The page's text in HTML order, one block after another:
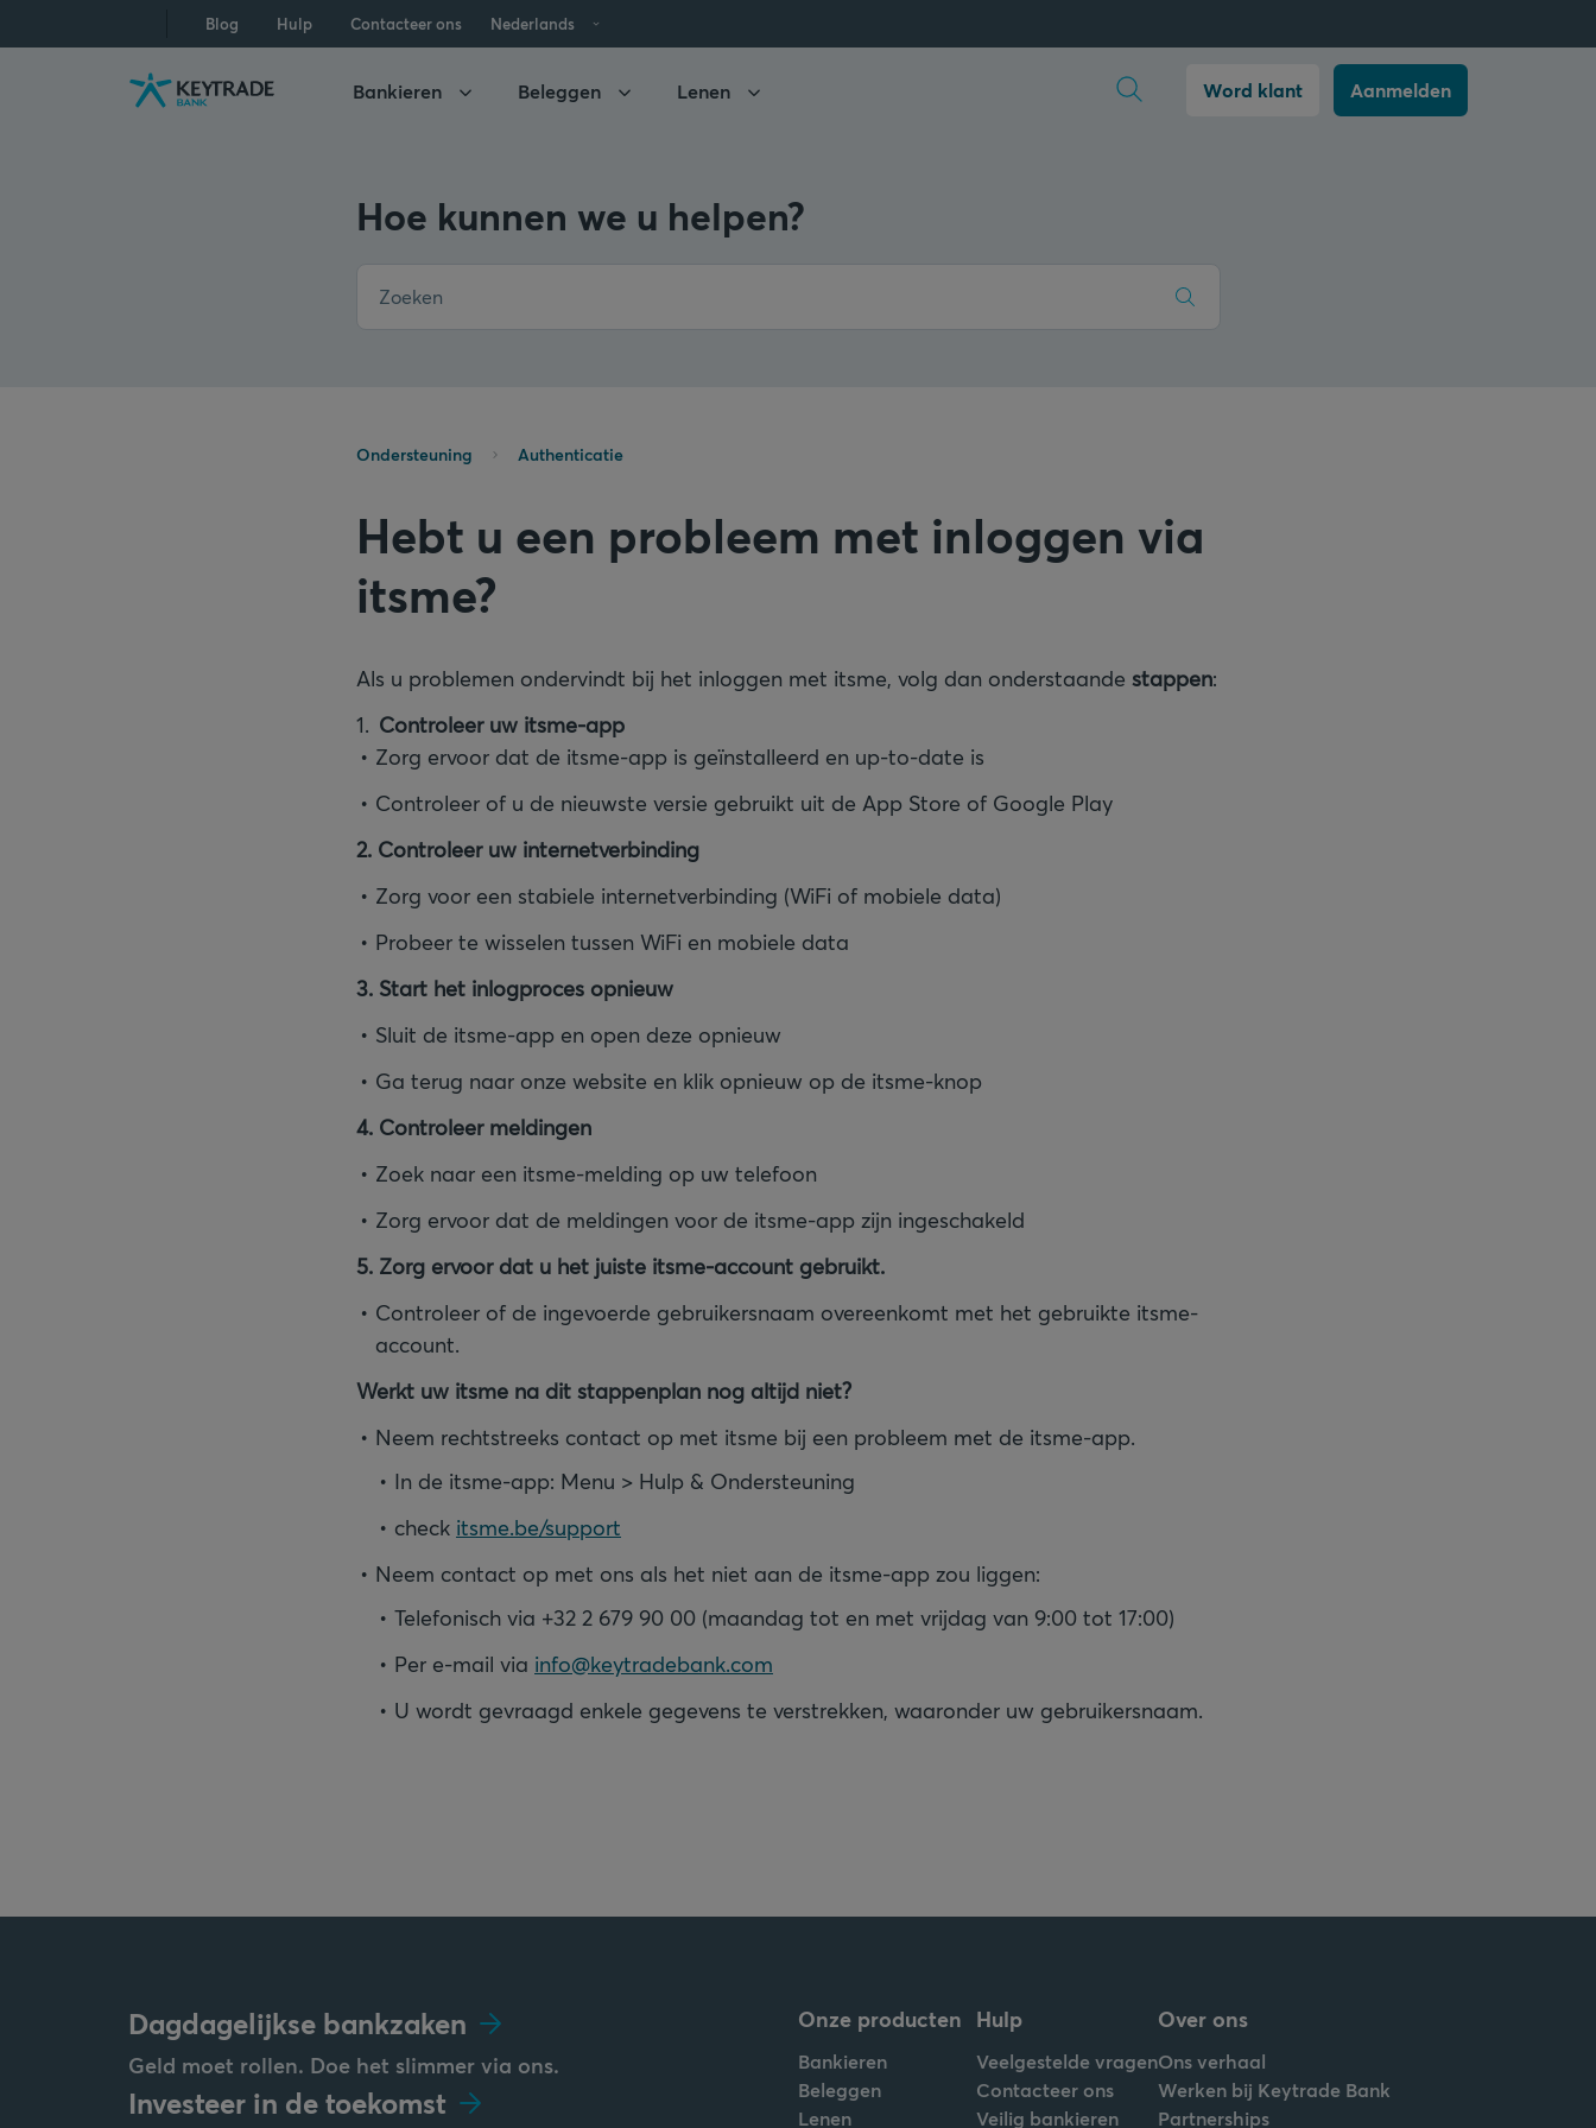
navigatie
aanmelden
inhoud
Blog Hulp Contacteer ons Nederlands
Bankieren Beleggen Lenen Word klant Aanmelden
Hoe kunnen we u helpen?
Ondersteuning Authenticatie
Hebt u een probleem met inloggen via
itsme?
Als u problemen ondervindt bij het inloggen met itsme, volg dan onderstaande stappen:
Controleer uw itsme-app
Zorg ervoor dat de itsme-app is geïnstalleerd en up-to-date is
Controleer of u de nieuwste versie gebruikt uit de App Store of Google Play
2. Controleer uw internetverbinding
Zorg voor een stabiele internetverbinding (WiFi of mobiele data)
Probeer te wisselen tussen WiFi en mobiele data
3. Start het inlogproces opnieuw
Sluit de itsme-app en open deze opnieuw
Ga terug naar onze website en klik opnieuw op de itsme-knop
4. Controleer meldingen
Zoek naar een itsme-melding op uw telefoon
Zorg ervoor dat de meldingen voor de itsme-app zijn ingeschakeld
5. Zorg ervoor dat u het juiste itsme-account gebruikt.
Controleer of de ingevoerde gebruikersnaam overeenkomt met het gebruikte itsme-
account.
Werkt uw itsme na dit stappenplan nog altijd niet?
Neem rechtstreeks contact op met itsme bij een probleem met de itsme-app.
In de itsme-app: Menu > Hulp & Ondersteuning
check itsme.be/support
Neem contact op met ons als het niet aan de itsme-app zou liggen:
Telefonisch via +32 2 679 90 00 (maandag tot en met vrijdag van 9:00 tot 17:00)
Per e-mail via info@keytradebank.com
U wordt gevraagd enkele gegevens te verstrekken, waaronder uw gebruikersnaam.
Dagdagelijkse bankzaken
Geld moet rollen. Doe het slimmer via ons.
Investeer in de toekomst
Onze producten
Bankieren
Beleggen
Lenen
Hulp
Veelgestelde vragen
Contacteer ons
Veilig bankieren
Over ons
Ons verhaal
Werken bij Keytrade Bank
Partnerships